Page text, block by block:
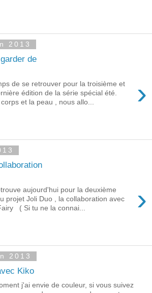
2013
de
›
de se retrouver pour la troisième et
édition de la série spécial été.
et la peau , nous allo...
›
aujourd'hui pour la deuxième
projet Joli Duo , la collaboration avec
( Si tu ne la connai...
2013
Kiko
j'ai envie de couleur, si vous suivez